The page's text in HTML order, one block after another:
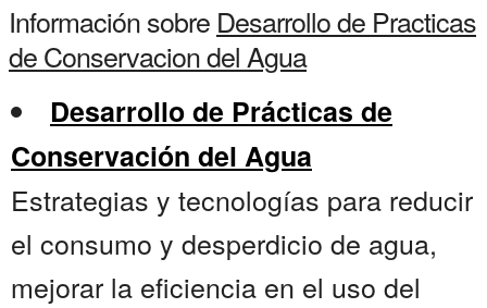
Información sobre Desarrollo de Practicas
de Conservacion del Agua
Desarrollo de Prácticas de
Conservación del Agua
Estrategias y tecnologías para reducir
el consumo y desperdicio de agua,
mejorar la eficiencia en el uso del